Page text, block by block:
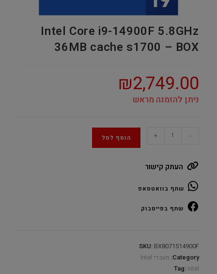
Intel Core i9-14900F 5.8GHz
36MB cache s1700 – BOX
₪2,749.00
ניתן להזמנה מראש
14900F
5.8GHz
36MB
cache
BOX
quantity
-
+ הוסף לסל
העתק קישור
שתף בוואטסאפ
שתף בפייסבוק
SKU: BX8071514900F
Category: מעבדי Intel
Tag: intel